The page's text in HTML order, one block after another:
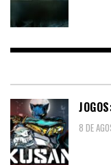
8 DE